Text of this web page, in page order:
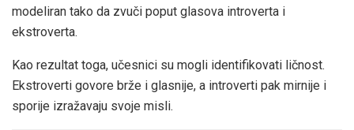
modeliran tako da zvuči poput glasova introverta i
ekstroverta.
Kao rezultat toga, učesnici su mogli identifikovati ličnost.
Ekstroverti govore brže i glasnije, a introverti pak mirnije i
sporije izražavaju svoje misli.